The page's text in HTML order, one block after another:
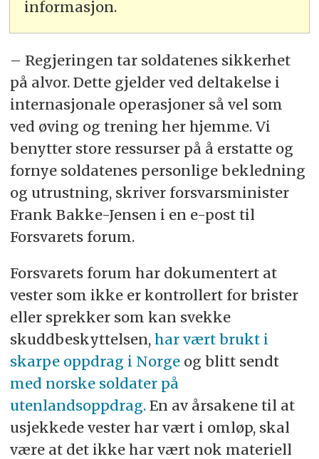
informasjon.
– Regjeringen tar soldatenes sikkerhet
på alvor. Dette gjelder ved deltakelse i
internasjonale operasjoner så vel som
ved øving og trening her hjemme. Vi
benytter store ressurser på å erstatte og
fornye soldatenes personlige bekledning
og utrustning, skriver forsvarsminister
Frank Bakke-Jensen i en e-post til
Forsvarets forum.
Forsvarets forum har dokumentert at
vester som ikke er kontrollert for brister
eller sprekker som kan svekke
skuddbeskyttelsen, har vært brukt i
skarpe oppdrag i Norge og blitt sendt
med norske soldater på
utenlandsoppdrag.En av årsakene til at
usjekkede vester har vært i omløp, skal
være at det ikke har vært nok materiell